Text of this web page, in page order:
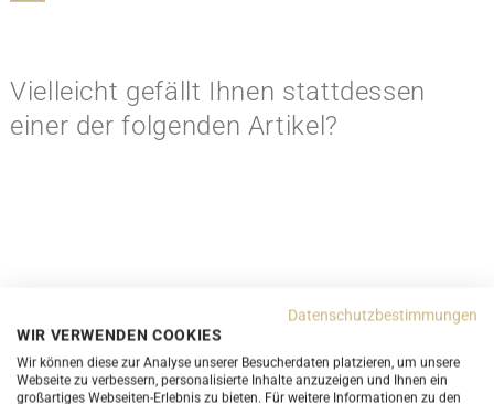
Vielleicht gefällt Ihnen stattdessen
einer der folgenden Artikel?
Datenschutzbestimmungen
WIR VERWENDEN COOKIES
Wir können diese zur Analyse unserer Besucherdaten platzieren, um unsere
Webseite zu verbessern, personalisierte Inhalte anzuzeigen und Ihnen ein
großartiges Webseiten-Erlebnis zu bieten. Für weitere Informationen zu den